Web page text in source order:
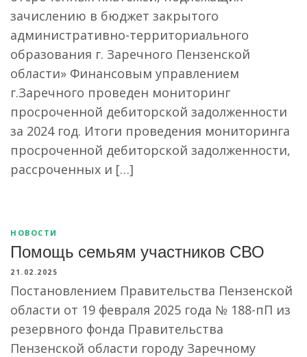
зачислению в бюджет закрытого
административно-территориального
образования г. Заречного Пензенской
области» Финансовым управлением
г.Заречного проведен мониторинг
просроченной дебиторской задолженности
за 2024 год. Итоги проведения мониторинга
просроченной дебиторской задолженности,
рассроченных и […]
НОВОСТИ
Помощь семьям участников СВО
21.02.2025
Постановлением Правительства Пензенской
области от 19 февраля 2025 года № 188-пП из
резервного фонда Правительства
Пензенской области городу Заречному